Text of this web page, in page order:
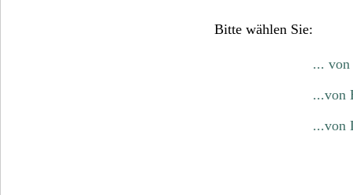
Bitte wählen Sie:
... von
...von
...von